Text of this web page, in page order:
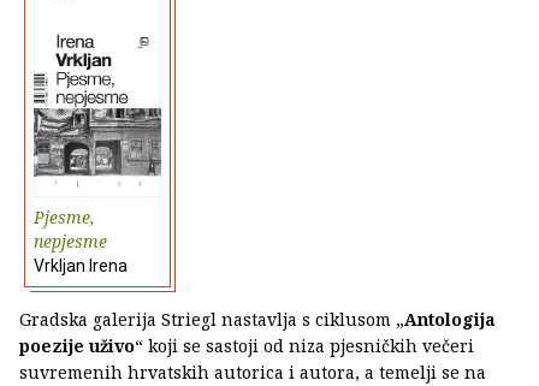
Pjesme,
nepjesme
Vrkljan Irena
Gradska galerija Striegl nastavlja s ciklusom „Antologija
poezije uživo“ koji se sastoji od niza pjesničkih večeri
suvremenih hrvatskih autorica i autora, a temelji se na